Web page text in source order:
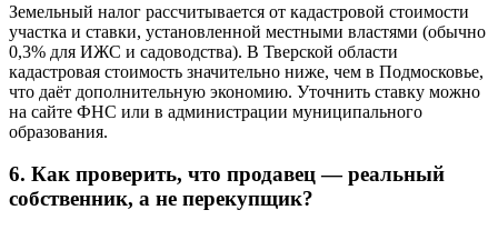
Земельный налог рассчитывается от кадастровой стоимости
участка и ставки, установленной местными властями (обычно
0,3% для ИЖС и садоводства). В Тверской области
кадастровая стоимость значительно ниже, чем в Подмосковье,
что даёт дополнительную экономию. Уточнить ставку можно
на сайте ФНС или в администрации муниципального
образования.
6. Как проверить, что продавец — реальный
собственник, а не перекупщик?